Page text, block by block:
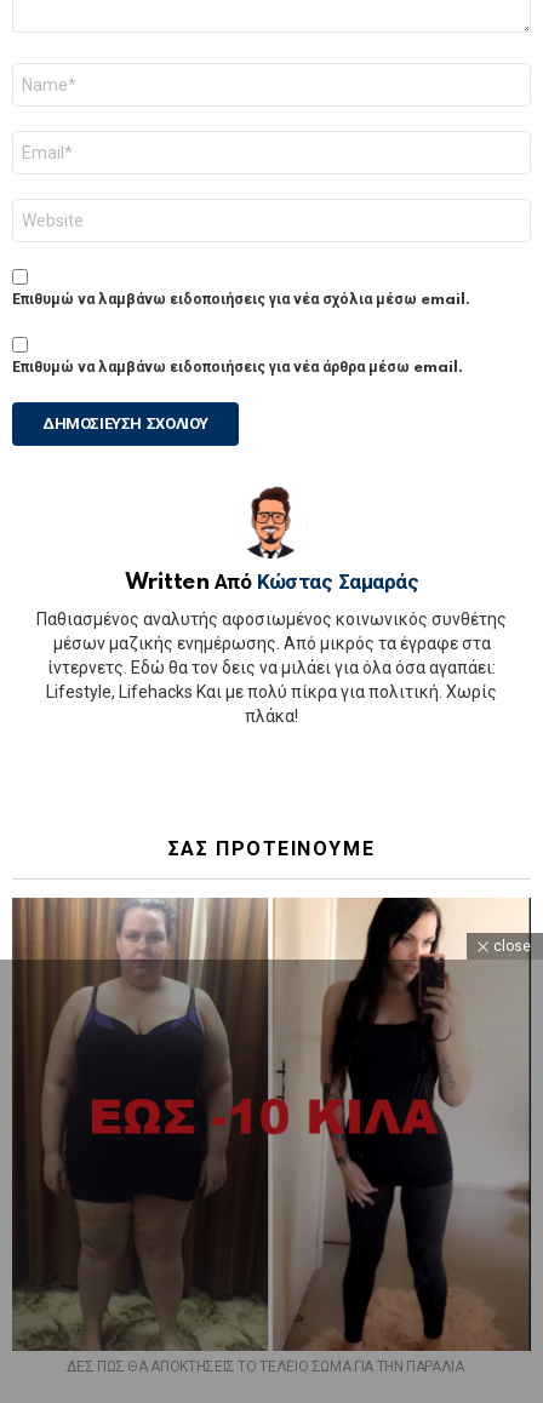
Επιθυμώ να λαμβάνω ειδοποιήσεις για νέα σχόλια μέσω email.
Επιθυμώ να λαμβάνω ειδοποιήσεις για νέα άρθρα μέσω email.
Written Από Κώστας Σαμαράς
Παθιασμένος αναλυτής αφοσιωμένος κοινωνικός συνθέτης
μέσων μαζικής ενημέρωσης. Από μικρός τα έγραφε στα
ίντερνετς. Εδώ θα τον δεις να μιλάει για όλα όσα αγαπάει:
Lifestyle, Lifehacks Και με πολύ πίκρα για πολιτική. Χωρίς
πλάκα!
ΣΑΣ ΠΡΟΤΕΙΝΟΥΜΕ
ΔΕΣ ΠΩΣ ΘΑ ΑΠΟΚΤΗΣΕΙΣ ΤΟ ΤΕΛΕΙΟ ΣΩΜΑ ΓΙΑ ΤΗΝ ΠΑΡΑΛΙΑ
close